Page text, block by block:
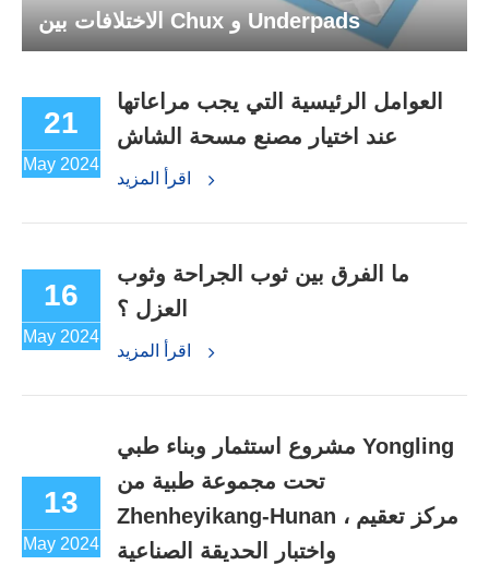
الاختلافات بين Chux و Underpads
21
May 2024
العوامل الرئيسية التي يجب مراعاتها
عند اختيار مصنع مسحة الشاش
16
May 2024
ما الفرق بين ثوب الجراحة وثوب
العزل ؟
13
May 2024
مشروع استثمار وبناء طبي Yongling
تحت مجموعة طبية من
Zhenheyikang-Hunan ، مركز تعقيم
واختبار الحديقة الصناعية